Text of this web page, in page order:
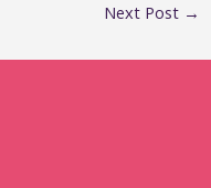
Next Post →